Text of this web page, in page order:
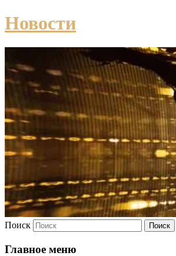
Новости
Поиск
Главное меню